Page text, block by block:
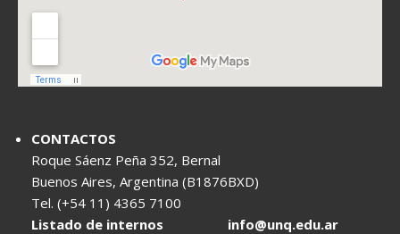
CONTACTOS
Roque Sáenz Peña 352, Bernal
Buenos Aires, Argentina (B1876BXD)
Tel. (+54 11) 4365 7100
Listado de internos
info@unq.edu.ar